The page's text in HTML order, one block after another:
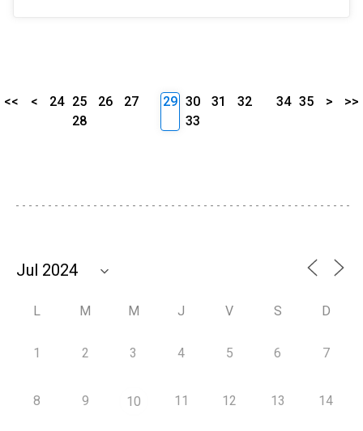
<< < 24 25 26
27
28
29 30 31
32
33
34 35 > >>
L M M J V S D
1 2 3 4 5 6 7
8 9 10 11 12 13 14